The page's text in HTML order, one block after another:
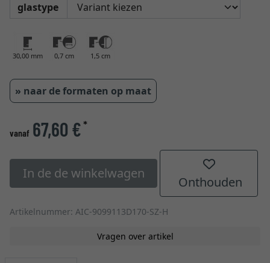
glastype
30,00 mm 0,7 cm 1,5 cm
» naar de formaten op maat
vanaf 67,60 €*
In de de winkelwagen
Onthouden
Artikelnummer: AIC-9099113D170-SZ-H
Vragen over artikel